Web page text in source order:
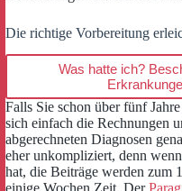
Die richtige Vorbereitung
Was hatte ich?
Falls Sie schon über fünf
sich einfach die Rechnungen
abgerechneten Diagnosen
eher unkompliziert, denn
hat, die Beiträge werden zum